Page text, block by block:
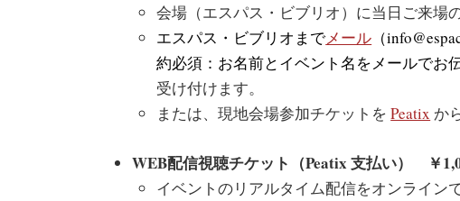
会場（エスパス・ビブリオ）に当日ご来場
エスパス・ビブリオまでメール （
約必須：お名前とイベント名をメールでお
受け付けます。
または、現地会場参加チケットをPeatix か
WEB配信視聴チケット（Peatix 支払い） ￥
イベントのリアルタイム配信をオンライン